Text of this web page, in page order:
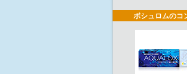
ボシュロムのコ